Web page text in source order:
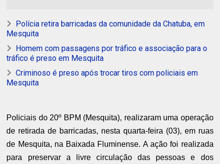
Polícia retira barricadas da comunidade da Chatuba, em
Mesquita
Homem com passagens por tráfico e associação para o
tráfico é preso em Mesquita
Criminoso é preso após trocar tiros com policiais em
Mesquita
Policiais do 20º BPM (Mesquita), realizaram uma operação
de retirada de barricadas, nesta quarta-feira (03), em ruas
de Mesquita, na Baixada Fluminense. A ação foi realizada
para preservar a livre circulação das pessoas e dos